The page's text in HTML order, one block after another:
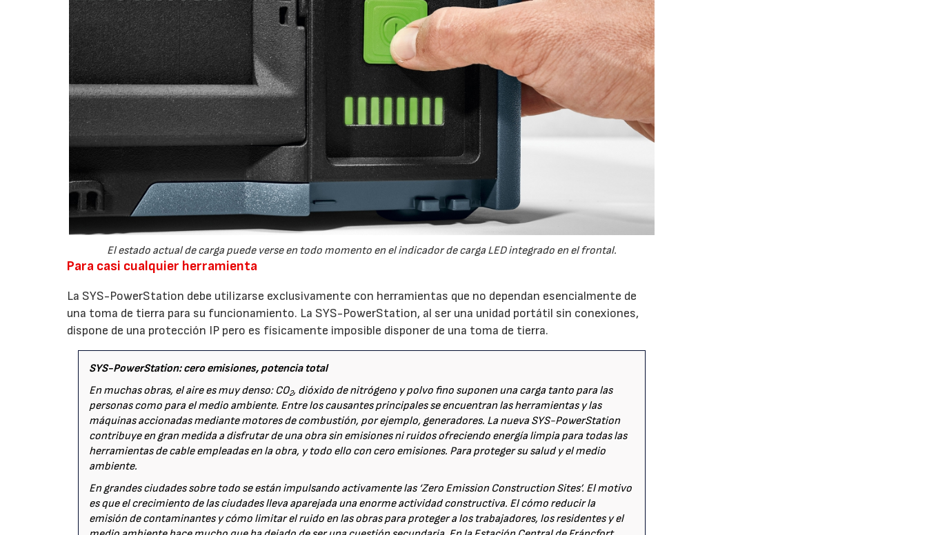
El estado actual de carga puede verse en todo momento en el indicador de carga LED integrado en el frontal.
Para casi cualquier herramienta
La SYS-PowerStation debe utilizarse exclusivamente con herramientas que no dependan esencialmente de
una toma de tierra para su funcionamiento. La SYS-PowerStation, al ser una unidad portátil sin conexiones,
dispone de una protección IP pero es físicamente imposible disponer de una toma de tierra.
SYS-PowerStation: cero emisiones, potencia total
En muchas obras, el aire es muy denso: CO2, dióxido de nitrógeno y polvo fino suponen una carga tanto para las
personas como para el medio ambiente. Entre los causantes principales se encuentran las herramientas y las
máquinas accionadas mediante motores de combustión, por ejemplo, generadores. La nueva SYS-PowerStation
contribuye en gran medida a disfrutar de una obra sin emisiones ni ruidos ofreciendo energía limpia para todas las
herramientas de cable empleadas en la obra, y todo ello con cero emisiones. Para proteger su salud y el medio
ambiente.
En grandes ciudades sobre todo se están impulsando activamente las ‘Zero Emission Construction Sites’. El motivo
es que el crecimiento de las ciudades lleva aparejada una enorme actividad constructiva. El cómo reducir la
emisión de contaminantes y cómo limitar el ruido en las obras para proteger a los trabajadores, los residentes y el